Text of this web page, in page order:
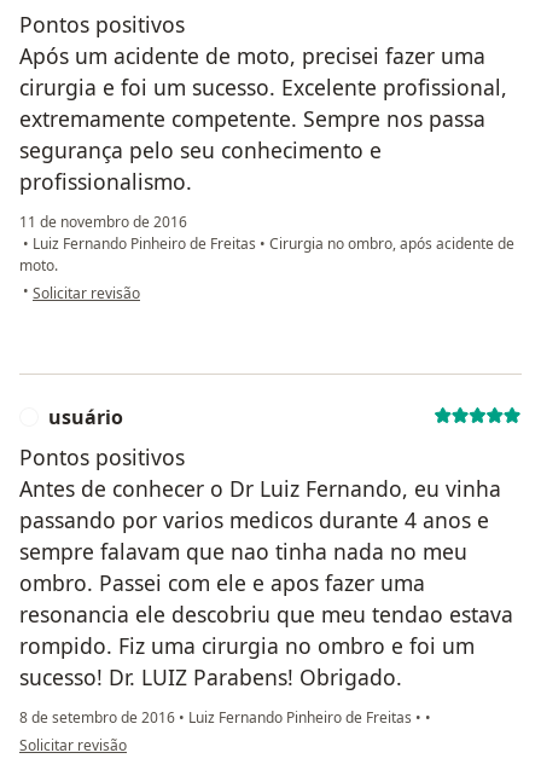
Pontos positivos
Após um acidente de moto, precisei fazer uma
cirurgia e foi um sucesso. Excelente profissional,
extremamente competente. Sempre nos passa
segurança pelo seu conhecimento e
profissionalismo.
11 de novembro de 2016
• Luiz Fernando Pinheiro de Freitas • Cirurgia no ombro, após acidente de
moto.
• na opinião do utilizador anônimo
Solicitar revisão
usuário
Pontos positivos
Antes de conhecer o Dr Luiz Fernando, eu vinha
passando por varios medicos durante 4 anos e
sempre falavam que nao tinha nada no meu
ombro. Passei com ele e apos fazer uma
resonancia ele descobriu que meu tendao estava
rompido. Fiz uma cirurgia no ombro e foi um
sucesso! Dr. LUIZ Parabens! Obrigado.
8 de setembro de 2016 • Luiz Fernando Pinheiro de Freitas • •
na opinião do utilizador usuário
Solicitar revisão